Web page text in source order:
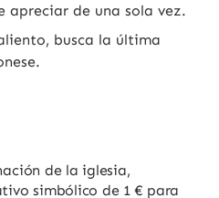
apreciar de una sola vez.
busca la última
de la iglesia,
simbólico de 1 € para